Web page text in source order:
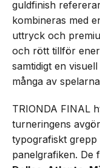
guldfinish
kombineras med
uttryck och
och rött tillför
samtidigt en
många av
TRIONDA FINAL
turneringens
typografiskt grepp
panelgrafiken. De